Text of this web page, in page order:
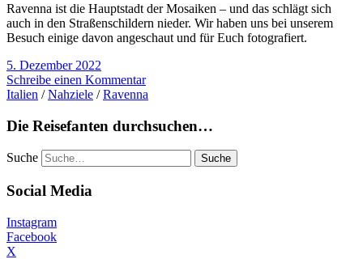
Ravenna ist die Hauptstadt der Mosaiken – und das schlägt sich
auch in den Straßenschildern nieder. Wir haben uns bei unserem
Besuch einige davon angeschaut und für Euch fotografiert.
5. Dezember 2022
Schreibe einen Kommentar
Italien /Nahziele /Ravenna
Die Reisefanten durchsuchen…
Suche
Social Media
Instagram
Facebook
X